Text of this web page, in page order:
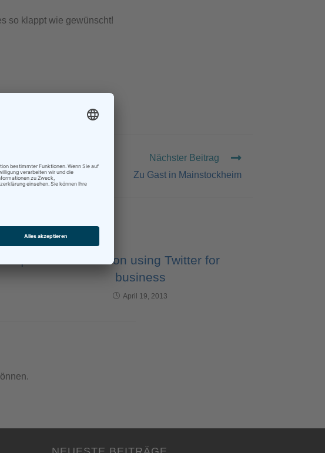
so klappt wie gewünscht!
Nächster Beitrag
Zu Gast in Mainstockheim
|
50 ideas on using Twitter for
business
April 19, 2013